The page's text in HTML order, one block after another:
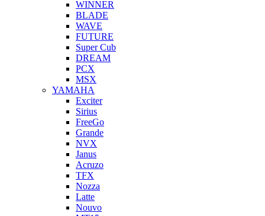
WINNER
BLADE
WAVE
FUTURE
Super Cub
DREAM
PCX
MSX
YAMAHA
Exciter
Sirius
FreeGo
Grande
NVX
Janus
Acruzo
TFX
Nozza
Latte
Nouvo